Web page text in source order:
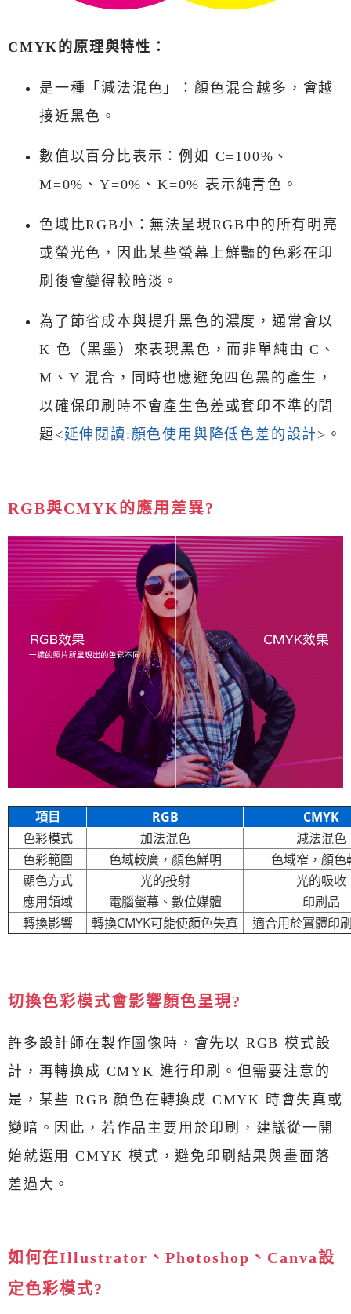
CMYK的原理與特性：
是一種「減法混色」：顏色混合越多，會越
接近黑色。
數值以百分比表示：例如 C=100%、
M=0%、Y=0%、K=0% 表示純青色。
色域比RGB小：無法呈現RGB中的所有明亮
或螢光色，因此某些螢幕上鮮豔的色彩在印
刷後會變得較暗淡。
為了節省成本與提升黑色的濃度，通常會以
K 色（黑墨）來表現黑色，而非單純由 C、
M、Y 混合，同時也應避免四色黑的產生，
以確保印刷時不會產生色差或套印不準的問
題<延伸閱讀:顏色使用與降低色差的設計>。
RGB與CMYK的應用差異?
項目 RGB
CMYK
色彩模式
加法混色
減法混色
色彩範圍
色域較廣，顏色鮮明
色域窄，顏色
顯色方式
光的投射
光的吸收
應用領域
電腦螢幕、數位媒體
印刷品
轉換影響
轉換CMYK可能使顏色失真 適合用於實體印
切換色彩模式會影響顏色呈現?
許多設計師在製作圖像時，會先以 RGB 模式設
計，再轉換成 CMYK 進行印刷。但需要注意的
是，某些 RGB 顏色在轉換成 CMYK 時會失真或
變暗。因此，若作品主要用於印刷，建議從一開
始就選用 CMYK 模式，避免印刷結果與畫面落
差過大。
如何在Illustrator、Photoshop、Canva設
定色彩模式?